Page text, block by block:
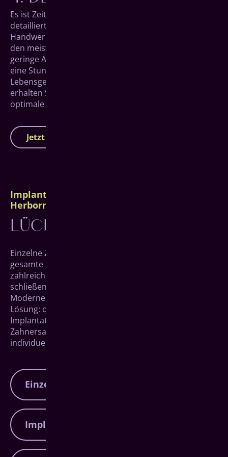
Es ist Zeit für Ihr neues Ich. An diesem Tag kommen
detaillierte Planung, präzise Fertigung und echtes
Hand­werk zu perfektem Zahnersatz zusammen. In
den meisten Fällen dauert der Eingriff durch die
geringe Anzahl von nur 4 Implantaten nicht länger als
eine Stunde, bevor Sie unsere Praxis mit einem neuen
Lebens­gefühl wieder verlassen können. Im Anschluss
erhalten Sie von uns natürlich auch Tipps für eine
optimale Pflege Ihres Zahn­ersatzes in Zukunft.
Jetzt Termin vereinbaren
Implantate bei partiellem Zahnverlust
Herborn
LÜCKENLOS GLÜCKLICH
Einzelne Zähne zu verlieren, muss nicht bedeuten, die
gesamte Lebensqualität zu verlieren. Denn es gibt
zahlreiche Möglichkeiten, die Lücke passgenau zu
schließen.
Moderne Zahnimplantate für Herborn sind hier die
Lösung: ob Einzelimplantat, Sofortimplantat,
Implantatbrücke oder Prothesen – als Experten für
Zahnersatz in Herborn geben wir Ihnen Ihr
individuelles Lächeln zurück.
Einzelimplantate Herborn
Ein Einzelimplantat ersetzt einen einzelnen
fehlenden Zahn, indem eine künstliche
Zahnwurzel fest im Kiefer verankert wird. Für
einen stabilen, natürlichen Zahnersatz der
Implantatbrücken Herborn